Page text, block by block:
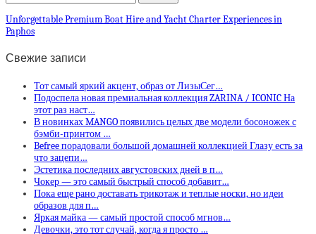
Unforgettable Premium Boat Hire and Yacht Charter Experiences in
Paphos
Свежие записи
Тот самый яркий акцент, образ от ЛизыСег…
Подоспела новая премиальная коллекция ZARINA / ICONIC На
этот раз наст…
В новинках MANGO появились целых две модели босоножек с
бэмби-принтом …
Befree порадовали большой домашней коллекцией Глазу есть за
что зацепи…
Эстетика последних августовских дней в п…
Чокер — это самый быстрый способ добавит…
Пока еще рано доставать трикотаж и теплые носки, но идеи
образов для п…
Яркая майка — самый простой способ мгнов…
Девочки, это тот случай, когда я просто …